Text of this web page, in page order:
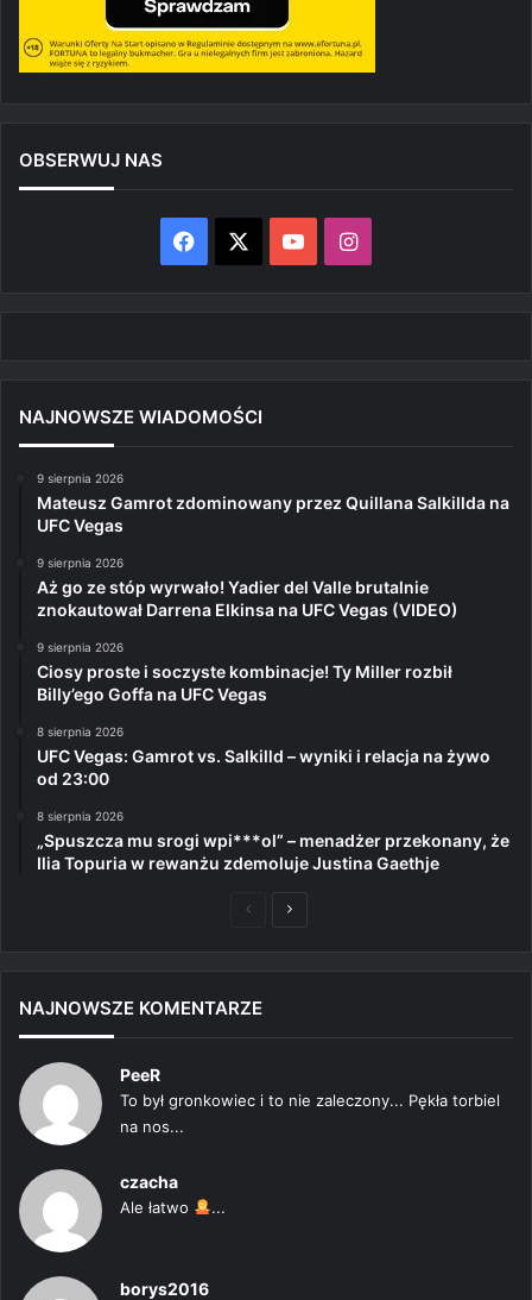
OBSERWUJ NAS
Facebook YouTubeInstagram
NAJNOWSZE WIADOMOŚCI
9 sierpnia 2026
Mateusz Gamrot zdominowany przez Quillana Salkillda na
UFC Vegas
9 sierpnia 2026
Aż go ze stóp wyrwało! Yadier del Valle brutalnie
znokautował Darrena Elkinsa na UFC Vegas (VIDEO)
9 sierpnia 2026
Ciosy proste i soczyste kombinacje! Ty Miller rozbił
Billy’ego Goffa na UFC Vegas
8 sierpnia 2026
UFC Vegas: Gamrot vs. Salkilld – wyniki i relacja na żywo
od 23:00
8 sierpnia 2026
„Spuszcza mu srogi wpi***ol” – menadżer przekonany, że
Ilia Topuria w rewanżu zdemoluje Justina Gaethje
PoprzedniaNastępna
NAJNOWSZE KOMENTARZE
PeeR
To był gronkowiec i to nie zaleczony... Pękła torbiel
na nos...
czacha
Ale łatwo ...
borys2016